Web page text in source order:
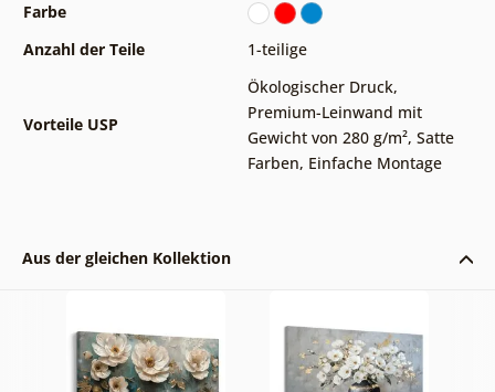
Farbe
Anzahl der Teile
1-teilige
Vorteile USP
Ökologischer Druck,
Premium-Leinwand mit
Gewicht von 280 g/m², Satte
Farben, Einfache Montage
Aus der gleichen Kollektion